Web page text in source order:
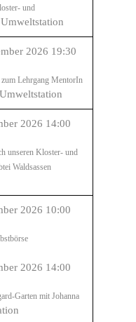
und
2026 19:30
Lehrgang MentorIn
2026 14:00
unseren Kloster- und
Waldsassen
2026 10:00
2026 14:00
Garten mit Johanna